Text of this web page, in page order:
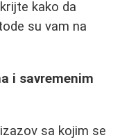
kako da
su vam na
i savremenim
sa kojim se